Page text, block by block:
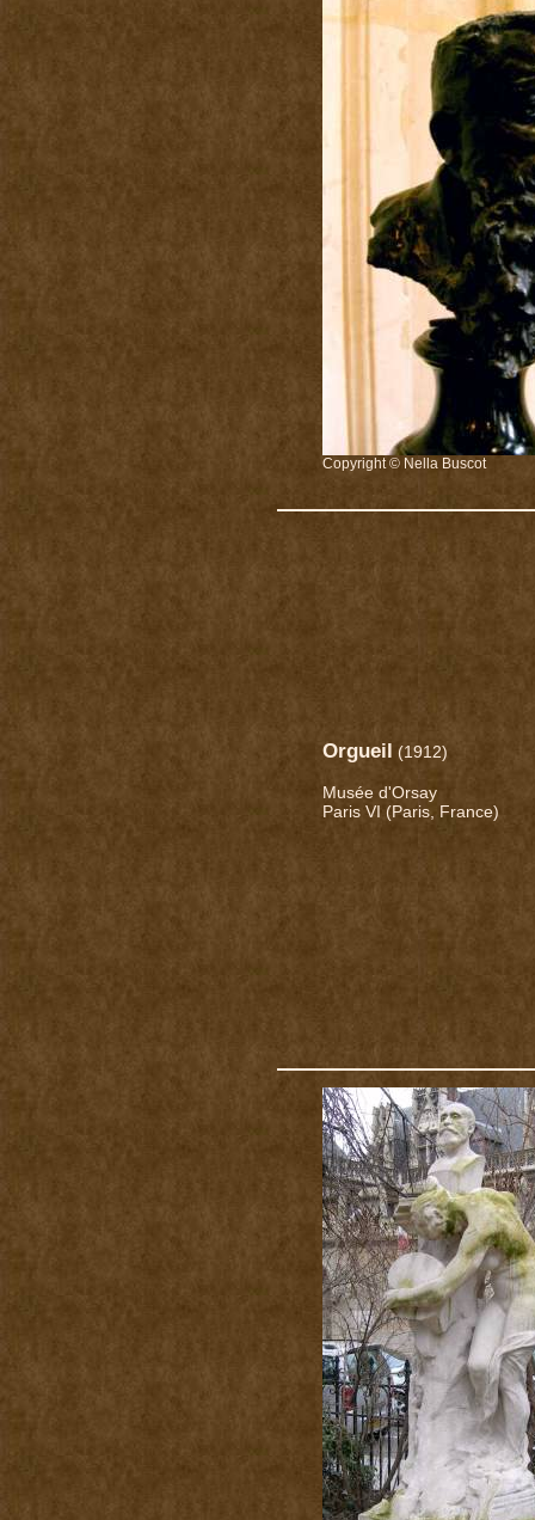
Copyright © Nella Buscot
Orgueil (1912)
Musée d'Orsay
Paris VI (Paris, France)